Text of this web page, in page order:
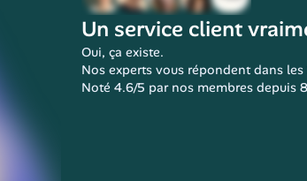
Un service client
Oui, ça existe.
Nos experts vous répondent dans
Noté 4.6/5 par nos membres depuis